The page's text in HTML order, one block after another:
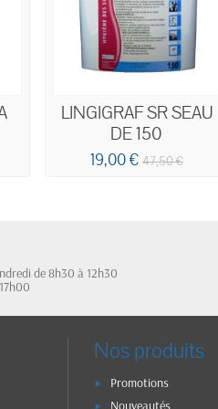
LINGIGRAF SR SEAU
DE 150
19,00 € 47,50 €
de 8h30 à 12h30
Nos produits
Promotions
Nouveautés